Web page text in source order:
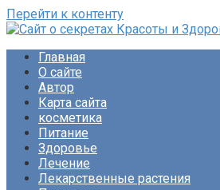
Перейти к контенту
Раскройте тайны ухода за собой,
медицины. Советы по похудению
счастья. Будьте прекрасны!
Главная
О сайте
Автор
Карта сайта
косметика
Питание
Здоровье
Лечение
Лекарственные растения